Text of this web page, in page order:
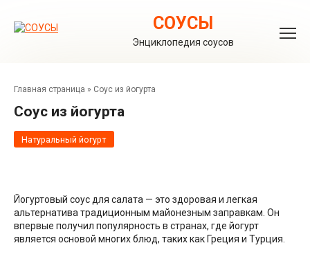
контенту
СОУСЫ
Энциклопедия соусов
Главная страница » Соус из йогурта
Соус из йогурта
Натуральный йогурт
Йогуртовый соус для салата — это здоровая и легкая
альтернатива традиционным майонезным заправкам. Он
впервые получил популярность в странах, где йогурт
является основой многих блюд, таких как Греция и Турция.